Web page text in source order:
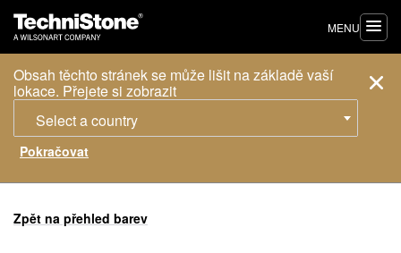
Obsah těchto stránek se může lišit na základě vaší
lokace. Přejete si zobrazit
Select a country
MENU
Zpět na přehled barev